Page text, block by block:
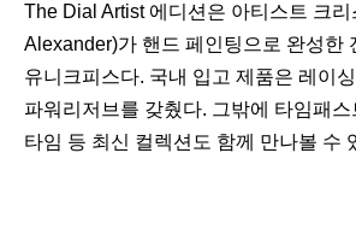
The Dial Artist 에디션은 아티스트 크
Alexander)가 핸드 페인팅으로 완성한
유니크피스다. 국내 입고 제품은 레이
파워리저브를 갖췄다. 그밖에 타임패
타임 등 최신 컬렉션도 함께 만나볼 수